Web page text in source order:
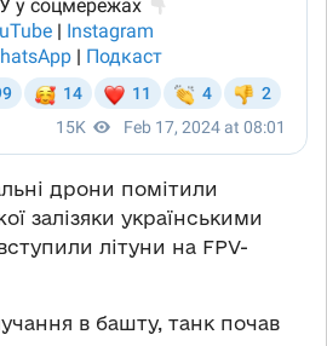
дрони помітили
залізяки українськими
літуни на FPV-
в башту, танк почав